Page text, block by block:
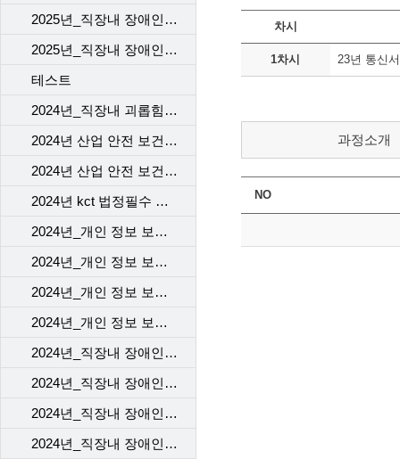
2025년_직장내 장애인 인식 개선 교육_3차
2025년_직장내 장애인 인식 개선 교육_4차
테스트
2024년_직장내 괴롭힘 예방 교육
2024년 산업 안전 보건 교육_근골격계질환 예방 맨손 스트레칭
2024년 산업 안전 보건 교육_뇌심혈관계 질환 관리
2024년 kct 법정필수 직장 내 성희롱예방교육
2024년_개인 정보 보호 교육_1차
2024년_개인 정보 보호 교육_2차
2024년_개인 정보 보호 교육_3차
2024년_개인 정보 보호 교육_4차
2024년_직장내 장애인 인식 개선 교육_1차
2024년_직장내 장애인 인식 개선 교육_2차
2024년_직장내 장애인 인식 개선 교육_3차
2024년_직장내 장애인 인식 개선 교육_4차
차시
1차시 23년 통신
과정소개